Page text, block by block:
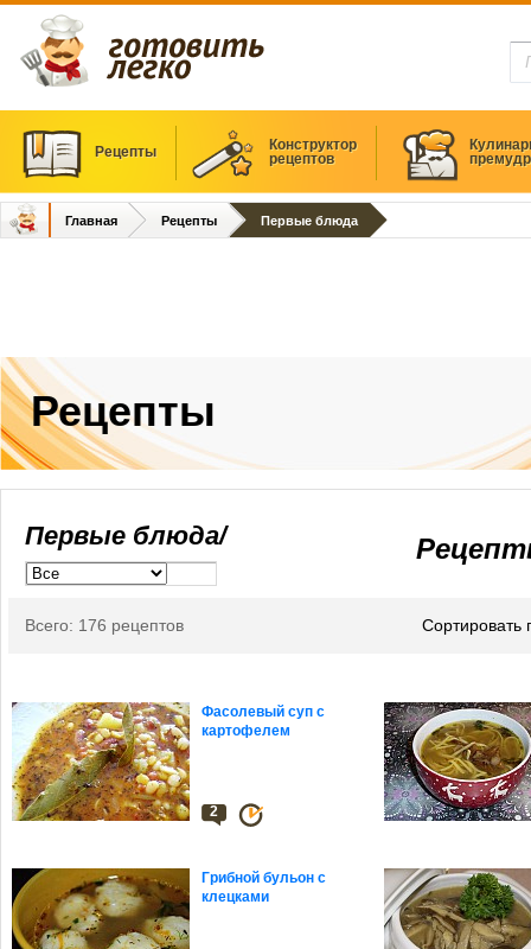
Рецепты
Конструктор
рецептов
Главная Рецепты Первые блюда
Рецепты
Первые блюда/
Сортировать
Всего: 176 рецептов
Фасолевый суп с
картофелем
2
Грибной бульон с
клецками